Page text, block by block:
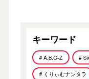
キーワード
# A.B.C-Z #
# くりぃむナンタラ